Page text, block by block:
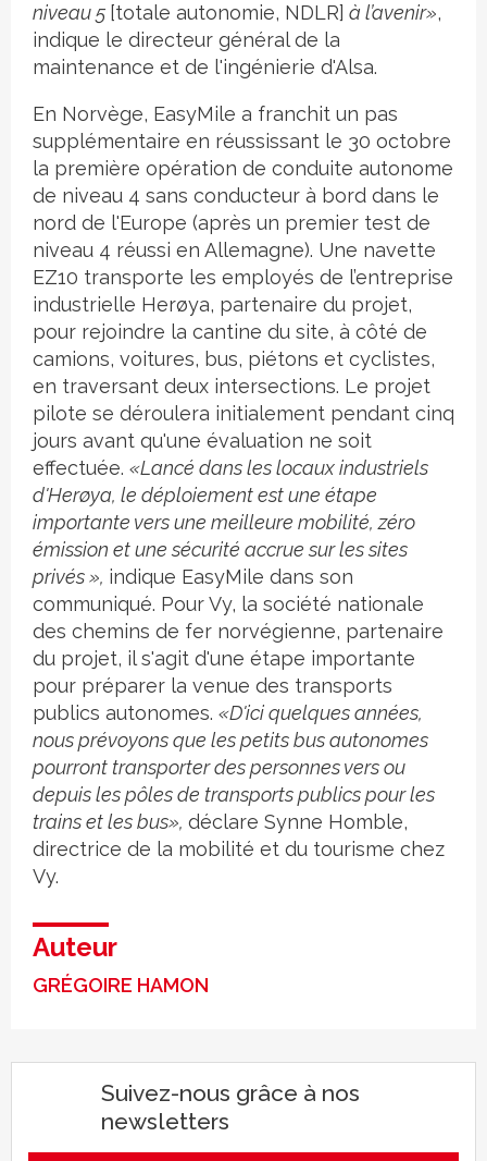
niveau 5 [totale autonomie, NDLR] à l’avenir»,
indique le directeur général de la
maintenance et de l'ingénierie d'Alsa.
En Norvège, EasyMile a franchit un pas
supplémentaire en réussissant le 30 octobre
la première opération de conduite autonome
de niveau 4 sans conducteur à bord dans le
nord de l'Europe (après un premier test de
niveau 4 réussi en Allemagne). Une navette
EZ10 transporte les employés de l’entreprise
industrielle Herøya, partenaire du projet,
pour rejoindre la cantine du site, à côté de
camions, voitures, bus, piétons et cyclistes,
en traversant deux intersections. Le projet
pilote se déroulera initialement pendant cinq
jours avant qu'une évaluation ne soit
effectuée. «Lancé dans les locaux industriels
d'Herøya, le déploiement est une étape
importante vers une meilleure mobilité, zéro
émission et une sécurité accrue sur les sites
privés », indique EasyMile dans son
communiqué. Pour Vy, la société nationale
des chemins de fer norvégienne, partenaire
du projet, il s'agit d'une étape importante
pour préparer la venue des transports
publics autonomes. «D'ici quelques années,
nous prévoyons que les petits bus autonomes
pourront transporter des personnes vers ou
depuis les pôles de transports publics pour les
trains et les bus», déclare Synne Homble,
directrice de la mobilité et du tourisme chez
Vy.
Auteur
GRÉGOIRE HAMON
Suivez-nous grâce à nos
newsletters